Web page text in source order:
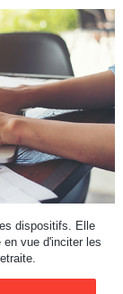
dispositifs. Elle
en vue d'inciter les